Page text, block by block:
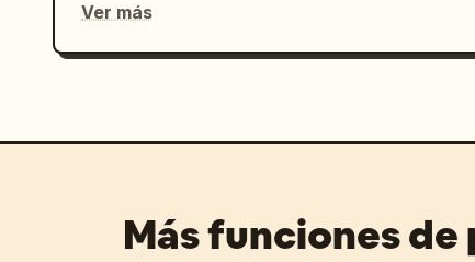
Ver más
Más funciones